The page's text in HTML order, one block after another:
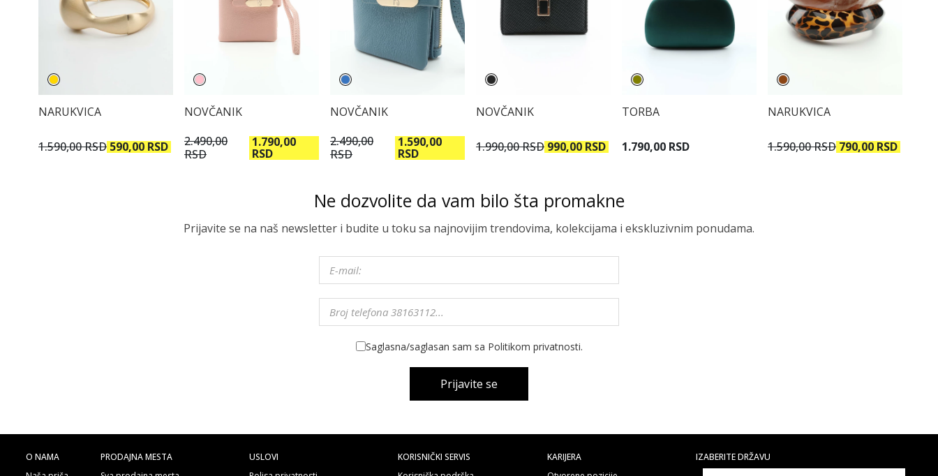
NARUKVICA
1.590,00 RSD 590,00 RSD
NOVČANIK
2.490,00
RSD
1.790,00
RSD
NOVČANIK
2.490,00
RSD
1.590,00
RSD
NOVČANIK
1.990,00 RSD 990,00 RSD
TORBA
1.790,00 RSD
NARUKVICA
1.590,00 RSD 790,00 RSD
Ne dozvolite da vam bilo šta promakne
Prijavite se na naš newsletter i budite u toku sa najnovijim trendovima, kolekcijama i ekskluzivnim ponudama.
Saglasna/saglasan sam sa Politikom privatnosti.
Prijavite se
O NAMA
PRODAJNA MESTA
USLOVI
KORISNIČKI SERVIS
KARIJERA
IZABERITE DRŽAVU